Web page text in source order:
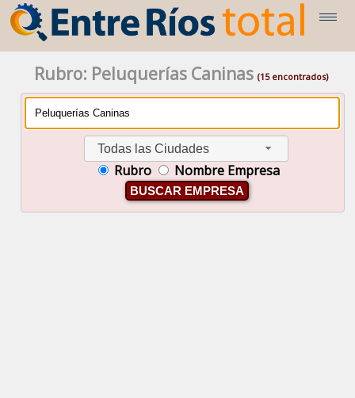
Rubro: Peluquerías Caninas (15 encontrados)
Todas las Ciudades
Rubro Nombre Empresa
BUSCAR EMPRESA